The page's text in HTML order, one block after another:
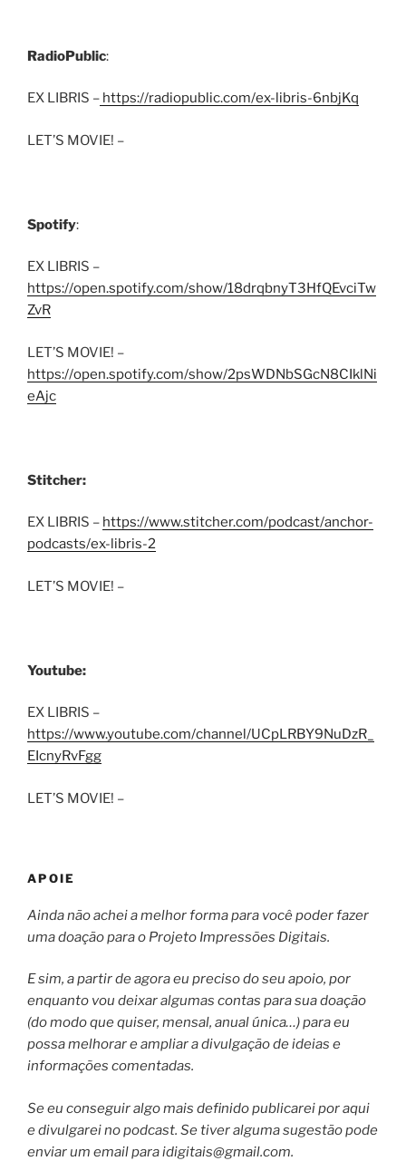
RadioPublic:
EX LIBRIS – https://radiopublic.com/ex-libris-6nbjKq
LET’S MOVIE! –
Spotify:
EX LIBRIS –
https://open.spotify.com/show/18drqbnyT3HfQEvciTw
ZvR
LET’S MOVIE! –
https://open.spotify.com/show/2psWDNbSGcN8CIklNi
eAjc
Stitcher:
EX LIBRIS – https://www.stitcher.com/podcast/anchor-
podcasts/ex-libris-2
LET’S MOVIE! –
Youtube:
EX LIBRIS –
https://www.youtube.com/channel/UCpLRBY9NuDzR_
EIcnyRvFgg
LET’S MOVIE! –
APOIE
Ainda não achei a melhor forma para você poder fazer
uma doação para o Projeto Impressões Digitais.
E sim, a partir de agora eu preciso do seu apoio, por
enquanto vou deixar algumas contas para sua doação
(do modo que quiser, mensal, anual única…) para eu
possa melhorar e ampliar a divulgação de ideias e
informações comentadas.
Se eu conseguir algo mais definido publicarei por aqui
e divulgarei no podcast. Se tiver alguma sugestão pode
enviar um email paraidigitais@gmail.com.